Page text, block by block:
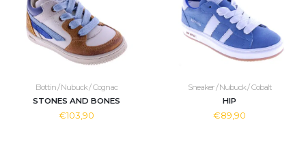
Bottin / Nubuck / Cognac
STONES AND BONES
€103,90
Sneaker / Nubuck / Cobalt
HIP
€89,90